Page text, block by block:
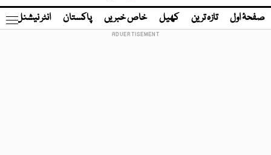
صفحۂ اول تازہ ترین کھیل خاص خبریں پاکستان انٹر نیشنل